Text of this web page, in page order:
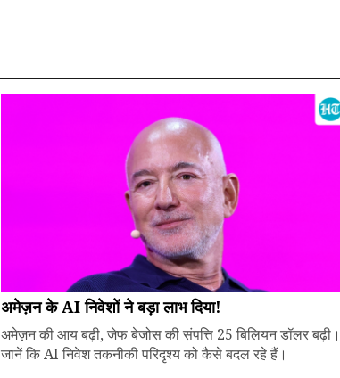
अमेज़न के AI निवेशों ने बड़ा लाभ दिया!
अमेज़न की आय बढ़ी, जेफ बेजोस की संपत्ति 25 बिलियन डॉलर बढ़ी।
जानें कि AI निवेश तकनीकी परिदृश्य को कैसे बदल रहे हैं।